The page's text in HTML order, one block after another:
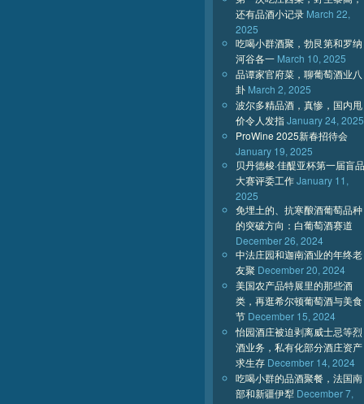
还有品酒小记录 March 22,
2025
吃喝小群酒聚，勃艮第和罗纳
河谷各一 March 10, 2025
品谭家官府菜，聊葡萄酒业八
卦 March 2, 2025
波尔多精品酒，真惨，国内甩
价令人发指January 24, 2025
ProWine 2025新春招待会
January 19, 2025
贝丹德梭·佳醍亚杯第一届盲品
大赛评委工作January 11,
2025
免埋土的、抗寒酿酒葡萄品种
的突破方向：白葡萄酒赛道
December 26, 2024
中法庄园和迦南酒业的年终老
友聚 December 20, 2024
美国农产品特展里的那些酒
类，再逛希尔顿葡萄酒与美食
节 December 15, 2024
怡园酒庄被迫剥离威士忌等烈
酒业务，私有化部分酒庄资产
求生存 December 14, 2024
吃喝小群的品酒聚餐，法国南
部和新疆伊犁 December 7,